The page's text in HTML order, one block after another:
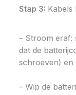
Stap 3: Kabels
– Stroom eraf:
dat de
schroeven) en
– Wip de